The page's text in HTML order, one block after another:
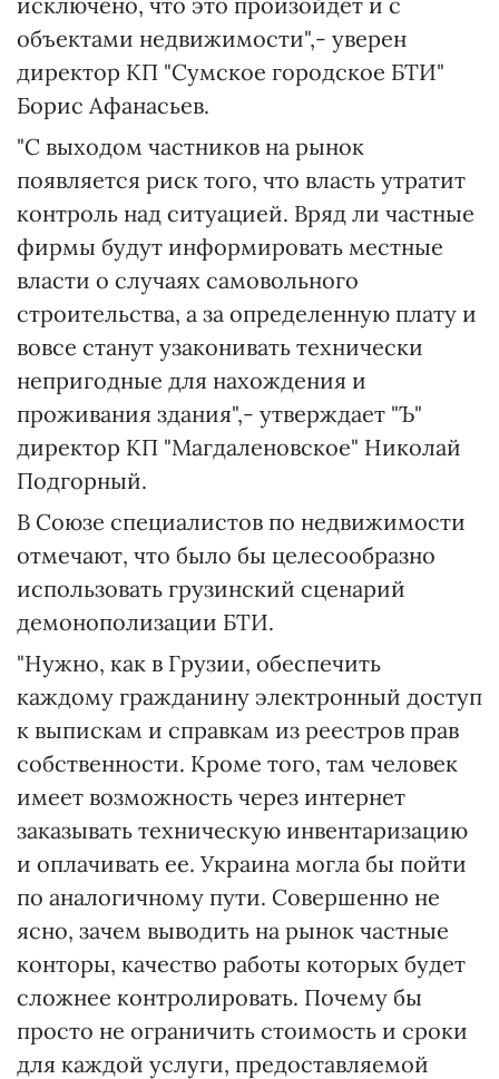
объектами недвижимости",- уверен
директор КП "Сумское городское БТИ"
Борис Афанасьев.
"С выходом частников на рынок
появляется риск того, что власть утратит
контроль над ситуацией. Вряд ли частные
фирмы будут информировать местные
власти о случаях самовольного
строительства, а за определенную плату и
вовсе станут узаконивать технически
непригодные для нахождения и
проживания здания",- утверждает "Ъ"
директор КП "Магдаленовское" Николай
Подгорный.
В Союзе специалистов по недвижимости
отмечают, что было бы целесообразно
использовать грузинский сценарий
демонополизации БТИ.
"Нужно, как в Грузии, обеспечить
каждому гражданину электронный доступ
к выпискам и справкам из реестров прав
собственности. Кроме того, там человек
имеет возможность через интернет
заказывать техническую инвентаризацию
и оплачивать ее. Украина могла бы пойти
по аналогичному пути. Совершенно не
ясно, зачем выводить на рынок частные
конторы, качество работы которых будет
сложнее контролировать. Почему бы
просто не ограничить стоимость и сроки
для каждой услуги, предоставляемой